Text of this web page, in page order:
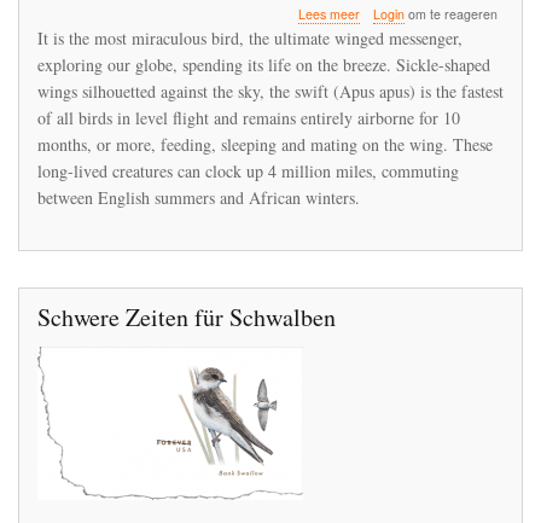
Lees meerover
The
swifts
are
in
freefall
the
introduction
Loginom te reageren
It is the most miraculous bird, the ultimate winged messenger,
exploring our globe, spending its life on the breeze. Sickle-shaped
wings silhouetted against the sky, the swift (Apus apus) is the fastest
of all birds in level flight and remains entirely airborne for 10
months, or more, feeding, sleeping and mating on the wing. These
long-lived creatures can clock up 4 million miles, commuting
between English summers and African winters.
Schwere Zeiten für Schwalben